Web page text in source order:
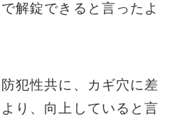
解錠できると言ったよ
犯性共に、カギ穴に差
り、向上していると言